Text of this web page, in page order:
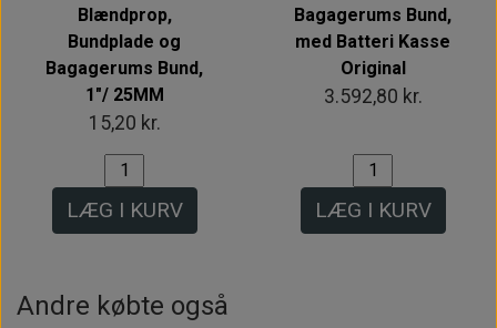
Blændprop,
Bundplade og
Bagagerums Bund,
1"/ 25MM
15,20 kr.
LÆG I KURV
Bagagerums Bund,
med Batteri Kasse
Original
3.592,80 kr.
LÆG I KURV
Andre købte også